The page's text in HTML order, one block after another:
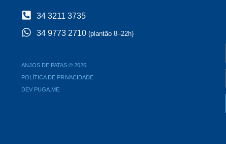
34 3211 3735
34 9773 2710 (plantão 8–22h)
ANJOS DE PATAS © 2026
POLÍTICA DE PRIVACIDADE
DEV PUGA.ME